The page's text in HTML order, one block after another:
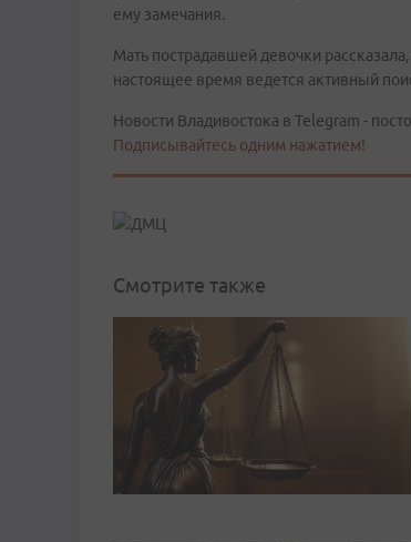
ему замечания.
Мать пострадавшей девочки
настоящее время ведется активный
Новости Владивостока в Telegram -
Подписывайтесь одним нажатием!
Смотрите также